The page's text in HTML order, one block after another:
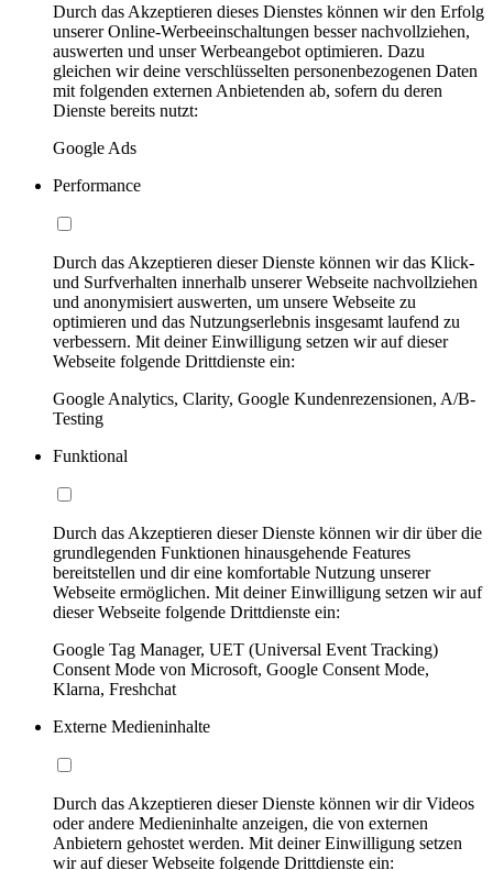
Durch das Akzeptieren dieses Dienstes können wir den Erfolg
unserer Online-Werbeeinschaltungen besser nachvollziehen,
auswerten und unser Werbeangebot optimieren. Dazu
gleichen wir deine verschlüsselten personenbezogenen Daten
mit folgenden externen Anbietenden ab, sofern du deren
Dienste bereits nutzt:
Google Ads
Performance
Durch das Akzeptieren dieser Dienste können wir das Klick-
und Surfverhalten innerhalb unserer Webseite nachvollziehen
und anonymisiert auswerten, um unsere Webseite zu
optimieren und das Nutzungserlebnis insgesamt laufend zu
verbessern. Mit deiner Einwilligung setzen wir auf dieser
Webseite folgende Drittdienste ein:
Google Analytics, Clarity, Google Kundenrezensionen, A/B-
Testing
Funktional
Durch das Akzeptieren dieser Dienste können wir dir über die
grundlegenden Funktionen hinausgehende Features
bereitstellen und dir eine komfortable Nutzung unserer
Webseite ermöglichen. Mit deiner Einwilligung setzen wir auf
dieser Webseite folgende Drittdienste ein:
Google Tag Manager, UET (Universal Event Tracking)
Consent Mode von Microsoft, Google Consent Mode,
Klarna, Freshchat
Externe Medieninhalte
Durch das Akzeptieren dieser Dienste können wir dir Videos
oder andere Medieninhalte anzeigen, die von externen
Anbietern gehostet werden. Mit deiner Einwilligung setzen
wir auf dieser Webseite folgende Drittdienste ein: